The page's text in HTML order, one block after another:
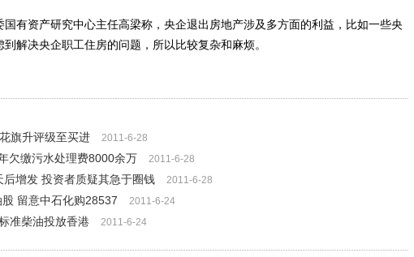
资产研究中心主任高梁称，央企退出房地产涉及多方面的利益，比如一些央
解决央企职工住房的问题，所以比较复杂和麻烦。
旗升评级至买进
2011-6-28
欠缴污水处理费8000余万 2011-6-28
增发 投资者质疑其急于圈钱 2011-6-28
留意中石化购28537 2011-6-24
准柴油投放香港 2011-6-24